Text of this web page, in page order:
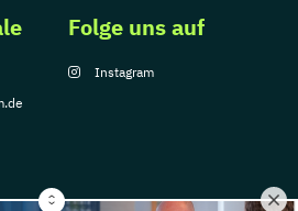
Folge uns auf
Instagram